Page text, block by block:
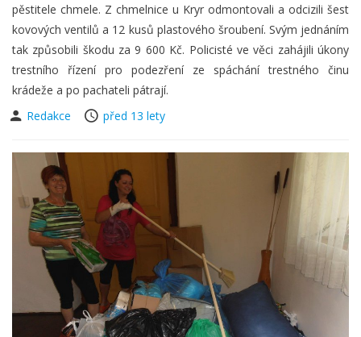
pěstitele chmele. Z chmelnice u Kryr odmontovali a odcizili šest
kovových ventilů a 12 kusů plastového šroubení. Svým jednáním
tak způsobili škodu za 9 600 Kč. Policisté ve věci zahájili úkony
trestního řízení pro podezření ze spáchání trestného činu
krádeže a po pachateli pátrají.
Redakce
před 13 lety